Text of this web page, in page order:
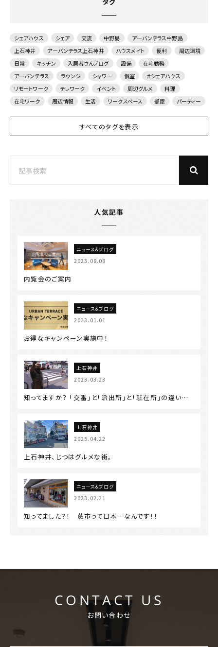
シェアハウス シェア 交流 中野島
アーバンテラス中野島
上石神井
アーバンテラス上石神井 ハウスメイト 便利
周辺環境
日常
キッチン 入居者さんブログ 設備
在宅勤務
アーバンテラス
ラウンジ シャワー 個室
＃シェアハウス
リモートワーク
テレワーク イベント 周辺グルメ
料理
在宅ワーク
周辺情報 生活 ワークスペース 部屋 パーティー
すべてのタグを表示
人気記事
ニュース&ブログ
2023.08.08
内覧会のご案内
ニュース&ブログ
2023.01.01
お得なキャンペーン実施中！
上石神井
2023.03.23
知ってますか？ 「交番」と「派出所」と「駐在所」の違い…
上石神井
2025.04.22
上石神井、じつはグルメな街。
ニュース&ブログ
2023.02.21
知ってました？！ 蕨市って日本一なんです！！
CONTACT US
お問い合わせ